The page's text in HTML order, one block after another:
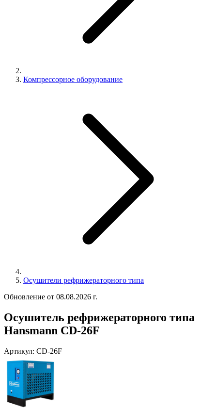
Компрессорное оборудование
Осушители рефрижераторного типа
Обновление от 08.08.2026 г.
Осушитель рефрижераторного типа
Hansmann CD-26F
Артикул: CD-26F